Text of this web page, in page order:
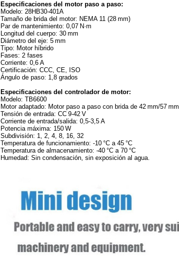
Especificaciones del motor paso a paso:
Modelo: 28HB30‑401A
Tamaño de brida del motor: NEMA 11 (28 mm)
Par de mantenimiento: 0,07 N·m
Longitud del cuerpo: 30 mm
Diámetro del eje: 5 mm
Tipo: Motor híbrido
Fases: 2 fases
Corriente: 0,6 A
Certificación: CCC, CE, ISO
Ángulo de paso: 1,8 grados
Especificaciones del controlador de motor:
Modelo: TB6600
Motor adaptado: Motor paso a paso con brida de 42 mm/57 mm
Tensión de entrada: CC 9‑42 V
Corriente de entrada/salida: 0,5‑3,5 A
Potencia máxima: 150 W
Subdivisión: 1, 2, 4, 8, 16, 32
Temperatura de funcionamiento: ‑10 °C a 45 °C
Temperatura de almacenamiento: ‑40 °C a 70 °C
Humedad: Sin condensación, sin exposición al agua.